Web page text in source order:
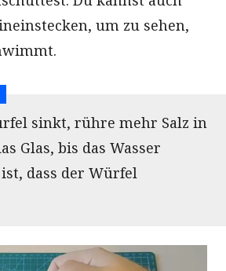
um zu sehen,
sinkt, rühre mehr Salz in
Glas, bis das Wasser
dass der Würfel